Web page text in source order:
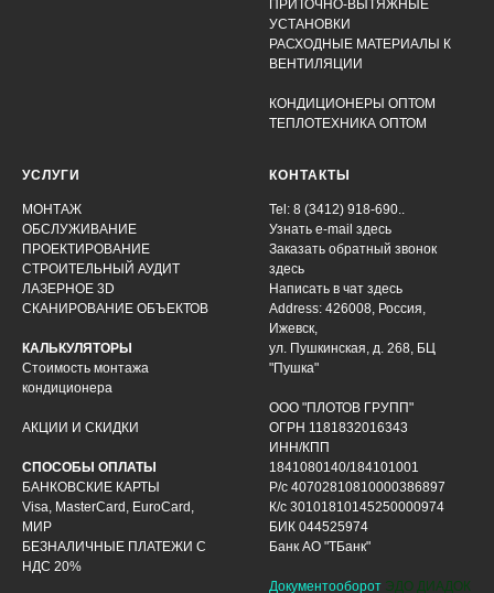
ПРИТОЧНО-ВЫТЯЖНЫЕ
УСТАНОВКИ
РАСХОДНЫЕ МАТЕРИАЛЫ К
ВЕНТИЛЯЦИИ
КОНДИЦИОНЕРЫ ОПТОМ
ТЕПЛОТЕХНИКА ОПТОМ
УСЛУГИ
МОНТАЖ
ОБСЛУЖИВАНИЕ
ПРОЕКТИРОВАНИЕ
СТРОИТЕЛЬНЫЙ АУДИТ
ЛАЗЕРНОЕ 3D
СКАНИРОВАНИЕ ОБЪЕКТОВ
КАЛЬКУЛЯТОРЫ
Стоимость монтажа
кондиционера
АКЦИИ И СКИДКИ
СПОСОБЫ ОПЛАТЫ
БАНКОВСКИЕ КАРТЫ
Visa, MasterCard, EuroCard,
МИР
БЕЗНАЛИЧНЫЕ ПЛАТЕЖИ С
НДС 20%
КОНТАКТЫ
Tel: 8 (3412) 918-690..
Узнать e-mail здесь
Заказать обратный звонок
здесь
Написать в чат здесь
Address: 426008, Россия,
Ижевск,
ул. Пушкинская, д. 268, БЦ
"Пушка"
ООО "ПЛОТОВ ГРУПП"
ОГРН 1181832016343
ИНН/КПП
1841080140/184101001
Р/с 40702810810000386897
К/с 30101810145250000974
БИК 044525974
Банк АО "ТБанк"
Документооборот ЭДО ДИАДОК